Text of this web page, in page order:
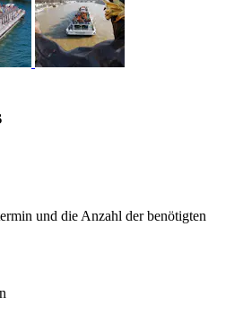
und die Anzahl der benötigten